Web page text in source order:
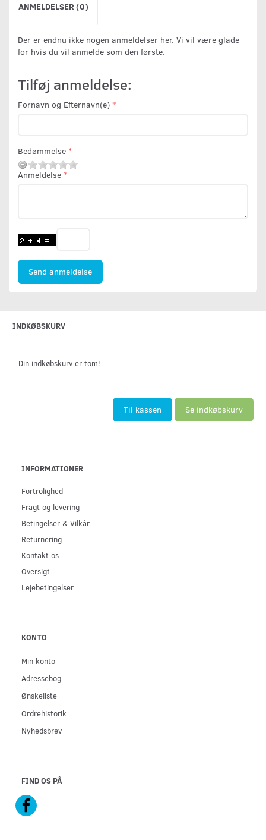
ANMELDELSER (0)
Der er endnu ikke nogen anmeldelser her. Vi vil være glade
for hvis du vil anmelde som den første.
Tilføj anmeldelse:
Fornavn og Efternavn(e)
Bedømmelse
Anmeldelse
Send anmeldelse
INDKØBSKURV
Din indkøbskurv er tom!
Til kassen Se indkøbskurv
INFORMATIONER
Fortrolighed
Fragt og levering
Betingelser & Vilkår
Returnering
Kontakt os
Oversigt
Lejebetingelser
KONTO
Min konto
Adressebog
Ønskeliste
Ordrehistorik
Nyhedsbrev
FIND OS PÅ